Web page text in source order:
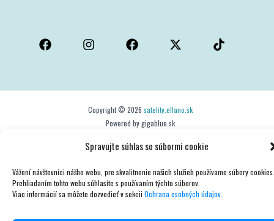
Spravujte súhlas so súbormi cookie
Vážení návštevníci nášho webu, pre skvalitnenie našich služieb používame súbory cookies.
Prehliadaním tohto webu súhlasíte s používaním týchto súborov.
Viac informácií sa môžete dozvedieť v sekcii Ochrana osobných údajov.
Copyright © 2026 satelity.ellano.sk
Powered by gigablue.sk